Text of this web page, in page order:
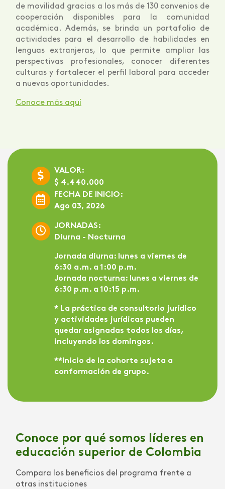
de movilidad gracias a los más de 130 convenios de
cooperación disponibles para la comunidad
académica. Además, se brinda un portafolio de
actividades para el desarrollo de habilidades en
lenguas extranjeras, lo que permite ampliar las
perspectivas profesionales, conocer diferentes
culturas y fortalecer el perfil laboral para acceder
a nuevas oportunidades.
Conoce más aquí
VALOR:
$ 4.440.000
FECHA DE INICIO:
Ago 03, 2026
JORNADAS:
Diurna - Nocturna
Jornada diurna: lunes a viernes de
6:30 a.m. a 1:00 p.m.
Jornada nocturna:lunes a viernes de
6:30 p.m. a 10:15 p.m.
* La práctica de consultorio jurídico
y actividades jurídicas pueden
quedar asignadas todos los días,
incluyendo los domingos.
**Inicio de la cohorte sujeta a
conformación de grupo.
Conoce por qué somos líderes en
educación superior de Colombia
Compara los beneficios del programa frente a
otras instituciones